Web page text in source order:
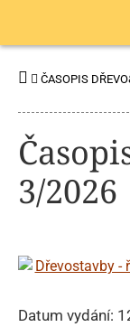
ČASOPIS
3/2026
Datum vydání: